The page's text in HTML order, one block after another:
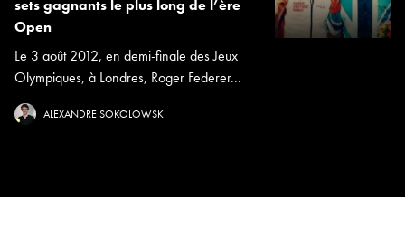
sets gagnants le plus long de l’ère
Open
Le 3 août 2012, en demi-finale des Jeux
Olympiques, à Londres, Roger Federer...
ALEXANDRE SOKOLOWSKI